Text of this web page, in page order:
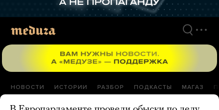
НОВОСТИ ИСТОРИИ РАЗБОР ПОДКАСТЫ МАГАЗ